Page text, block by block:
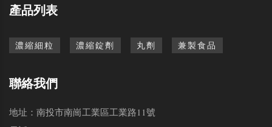
產品列表
濃縮細粒 濃縮錠劑 丸劑 兼製食品
聯絡我們
地址：南投市南崗工業區工業路11號